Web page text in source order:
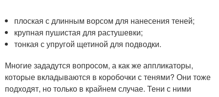
плоская с длинным ворсом для нанесения теней;
крупная пушистая для растушевки;
тонкая с упругой щетиной для подводки.
Многие зададутся вопросом, а как же аппликаторы,
которые вкладываются в коробочки с тенями? Они тоже
подходят, но только в крайнем случае. Тени с ними